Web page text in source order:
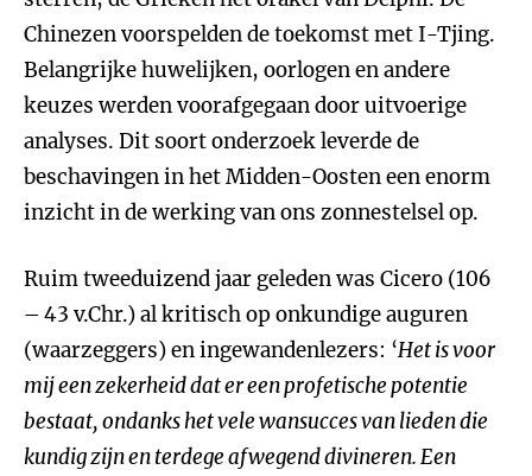
Chinezen voorspelden de toekomst met I-Tjing.
Belangrijke huwelijken, oorlogen en andere
keuzes werden voorafgegaan door uitvoerige
analyses. Dit soort onderzoek leverde de
beschavingen in het Midden-Oosten een enorm
inzicht in de werking van ons zonnestelsel op.
Ruim tweeduizend jaar geleden was Cicero (106
– 43 v.Chr.) al kritisch op onkundige auguren
(waarzeggers) en ingewandenlezers: ‘Het is voor
mij een zekerheid dat er een profetische potentie
bestaat, ondanks het vele wansucces van lieden die
kundig zijn en terdege afwegend divineren. Een